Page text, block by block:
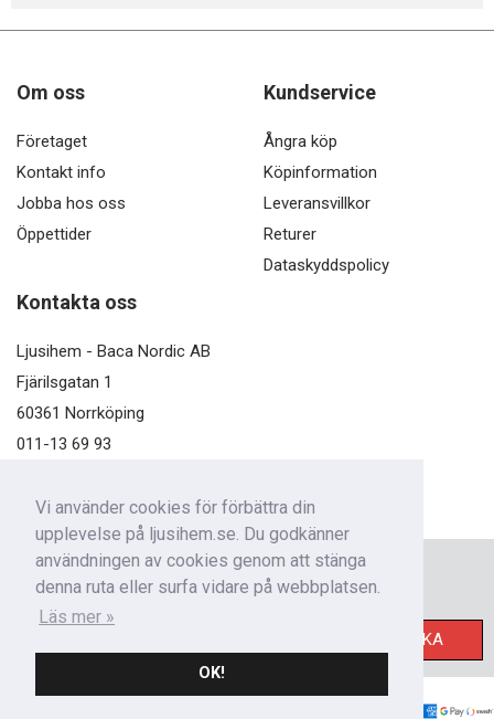
Vi använder cookies för förbättra din
upplevelse på ljusihem.se. Du godkänner
användningen av cookies genom att stänga
denna ruta eller surfa vidare på webbplatsen.
Läs mer »
OK!
Om oss
Företaget
Kontakt info
Jobba hos oss
Öppettider
Kundservice
Ångra köp
Köpinformation
Leveransvillkor
Returer
Dataskyddspolicy
Kontakta oss
Ljusihem - Baca Nordic AB
Fjärilsgatan 1
60361 Norrköping
011-13 69 93
Nyhetsbrev
SKICKA